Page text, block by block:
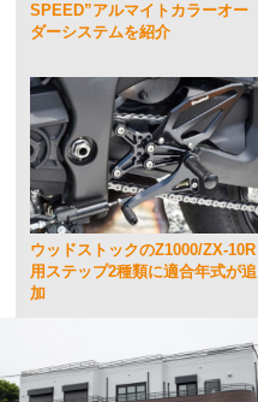
SPEED”アルマイトカラーオー
ダーシステムを紹介
ウッドストックのZ1000/ZX-10R
用ステップ2種類に適合年式が追
加